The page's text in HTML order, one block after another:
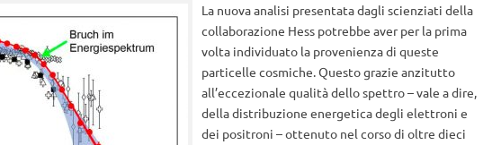
La nuova analisi presentata dagli scienziati della
collaborazione Hess potrebbe aver per la prima
volta individuato la provenienza di queste
particelle cosmiche. Questo grazie anzitutto
all’eccezionale qualità dello spettro – vale a dire,
della distribuzione energetica degli elettroni e
dei positroni – ottenuto nel corso di oltre dieci